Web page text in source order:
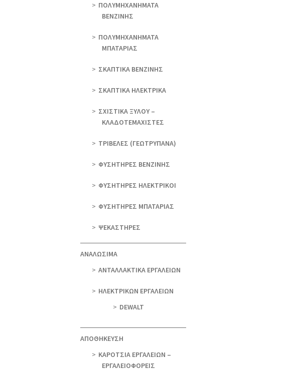
ΠΟΛΥΜΗΧΑΝΗΜΑΤΑ
ΒΕΝΖΙΝΗΣ
ΠΟΛΥΜΗΧΑΝΗΜΑΤΑ
ΜΠΑΤΑΡΙΑΣ
ΣΚΑΠΤΙΚΑ ΒΕΝΖΙΝΗΣ
ΣΚΑΠΤΙΚΑ ΗΛΕΚΤΡΙΚΑ
ΣΧΙΣΤΙΚΑ ΞΥΛΟΥ –
ΚΛΑΔΟΤΕΜΑΧΙΣΤΕΣ
ΤΡΙΒΕΛΕΣ (ΓΕΩΤΡΎΠΑΝΑ)
ΦΥΣΗΤΗΡΕΣ ΒΕΝΖΙΝΗΣ
ΦΥΣΗΤΗΡΕΣ ΗΛΕΚΤΡΙΚΟΙ
ΦΥΣΗΤΗΡΕΣ ΜΠΑΤΑΡΙΑΣ
ΨΕΚΑΣΤΗΡΕΣ
ΑΝΑΛΩΣΙΜΑ
ΑΝΤΑΛΛΑΚΤΙΚΑ ΕΡΓΑΛΕΙΩΝ
ΗΛΕΚΤΡΙΚΩΝ ΕΡΓΑΛΕΙΩΝ
DEWALT
ΑΠΟΘΗΚΕΥΣΗ
ΚΑΡΟΤΣΙΑ ΕΡΓΑΛΕΙΩΝ –
ΕΡΓΑΛΕΙΟΦΟΡΕΙΣ